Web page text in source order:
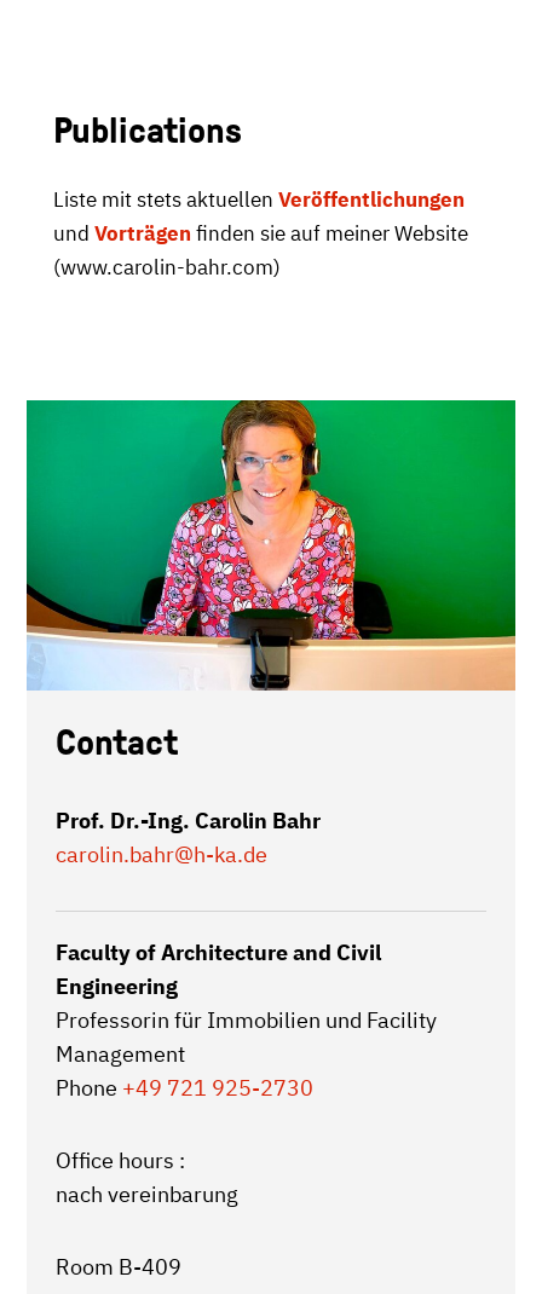
Publications
Liste mit stets aktuellen Veröffentlichungen
und Vorträgen finden sie auf meiner Website
(www.carolin-bahr.com)
Contact
Prof. Dr.-Ing. Carolin Bahr
carolin.bahr@h-ka.de
Faculty of Architecture and Civil
Engineering
Professorin für Immobilien und Facility
Management
Phone +49 721 925-2730
Office hours :
nach vereinbarung
Room B-409